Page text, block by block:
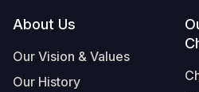
Footer
About Us
Our Vision & Values
Our History